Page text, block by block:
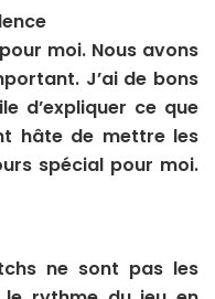
moi. Nous avons
J’ai de bons
d’expliquer ce que
hâte de mettre les
spécial pour moi.
ne sont pas les